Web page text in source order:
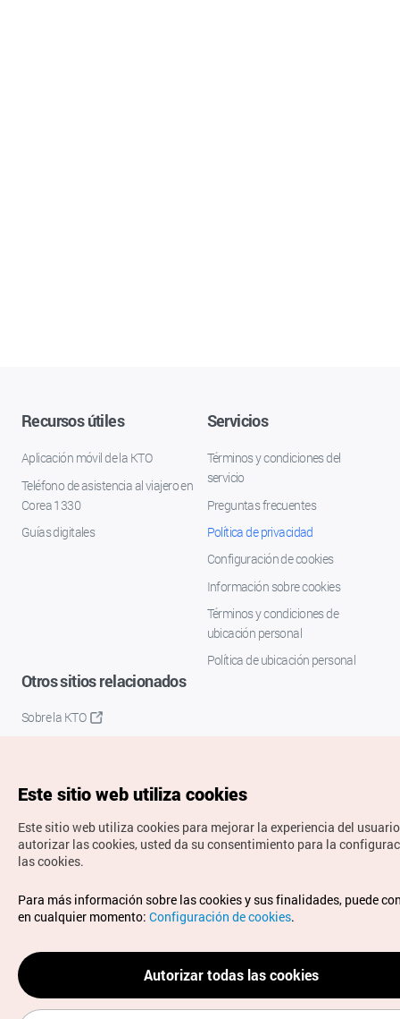
Recursos útiles
Aplicación móvil de la KTO
Teléfono de asistencia al viajero en
Corea 1330
Guías digitales
Servicios
Términos y condiciones del
servicio
Preguntas frecuentes
Política de privacidad
Configuración de cookies
Información sobre cookies
Términos y condiciones de
ubicación personal
Política de ubicación personal
Otros sitios relacionados
Sobre la KTO
Copyrights © Organización de Turismo de Corea. Todos los
derechos reservados.
Para informes de errores y cuestiones relacionadas con el
sitio web, dirija sus consultas al correoelectrónico oficial:
spanish@knto.or.kr
Este sitio web utiliza cookies
Este sitio web utiliza cookies para mejorar la experiencia del
autorizar las cookies, usted da su consentimiento para la
las cookies.
Para más información sobre las cookies y sus finalidades, puede
en cualquier momento: Configuración de cookies.
Autorizar todas las cookies